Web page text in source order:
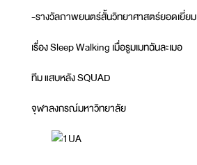
-รางวัลภาพยนตร์สั้นวิทยาศาสตร์ยอดเยี่ยม
เรื่อง Sleep Walking เมื่อรูมเมทฉันละเมอ
ทีม แสบหลัง SQUAD
จุฬาลงกรณ์มหาวิทยาลัย